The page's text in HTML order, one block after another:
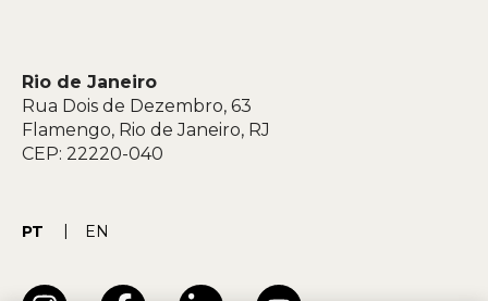
Rio de Janeiro
Rua Dois de Dezembro, 63
Flamengo, Rio de Janeiro, RJ
CEP: 22220-040
PT EN